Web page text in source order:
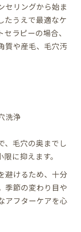
セリングから始ま
たうえで最適なケ
ラピーの場合、
質や産毛、毛穴汚
洗浄
、毛穴の奥までし
に抑えます。
避けるため、十分
季節の変わり目や
アフターケアを心